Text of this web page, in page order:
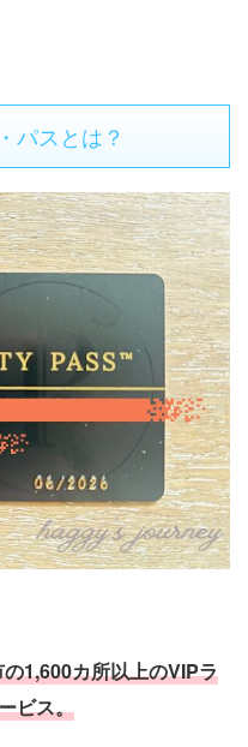
パスとは？
1,600カ所以上のVIPラ
ビス。